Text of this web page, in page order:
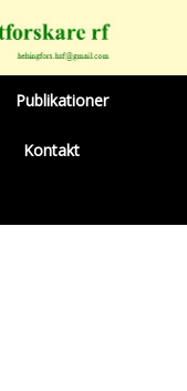
Publikationer
Kontakt